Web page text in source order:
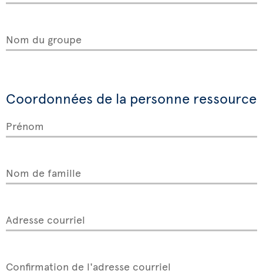
Nom du groupe
Coordonnées de la personne ressource
Prénom
Nom de famille
Adresse courriel
Confirmation de l'adresse courriel